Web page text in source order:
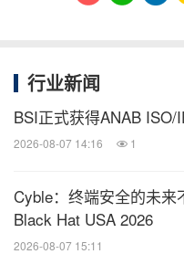
行业新闻
BSI正式获得ANAB ISO/
2026-08-07 14:16 1
Cyble：终端安全的未
Black Hat USA 2026
2026-08-07 15:11